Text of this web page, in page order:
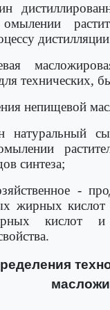
технических,
непищевой
натуральный
синтеза;
-
жирных
кислот